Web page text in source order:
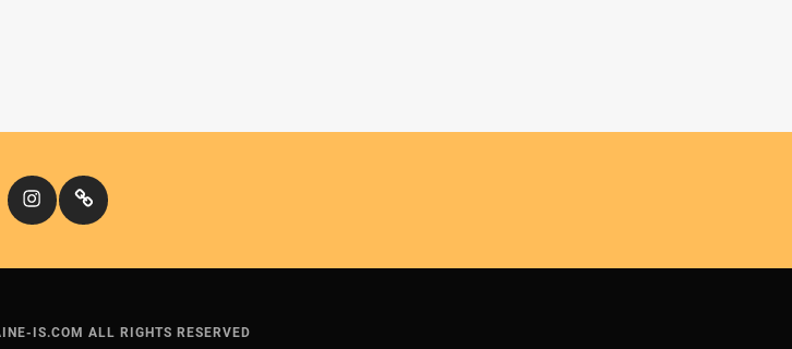
InstagramКіномандри
IS.COM ALL RIGHTS RESERVED